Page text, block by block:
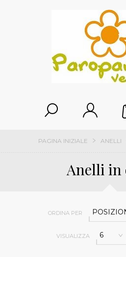
PAGINA INIZIALE ANELLI
Anelli in
ORDINA PER
VISUALIZZA 6